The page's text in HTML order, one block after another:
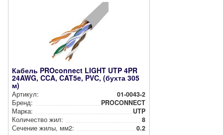
Кабель PROconnect LIGHT UTP 4PR
24AWG, CCA, CAT5e, PVC, (бухта 305
м)
Артикул:
01-0043-2
Бренд:
PROCONNECT
Марка:
UTP
Количество жил:
8
Сечение жилы, мм2:
0.2